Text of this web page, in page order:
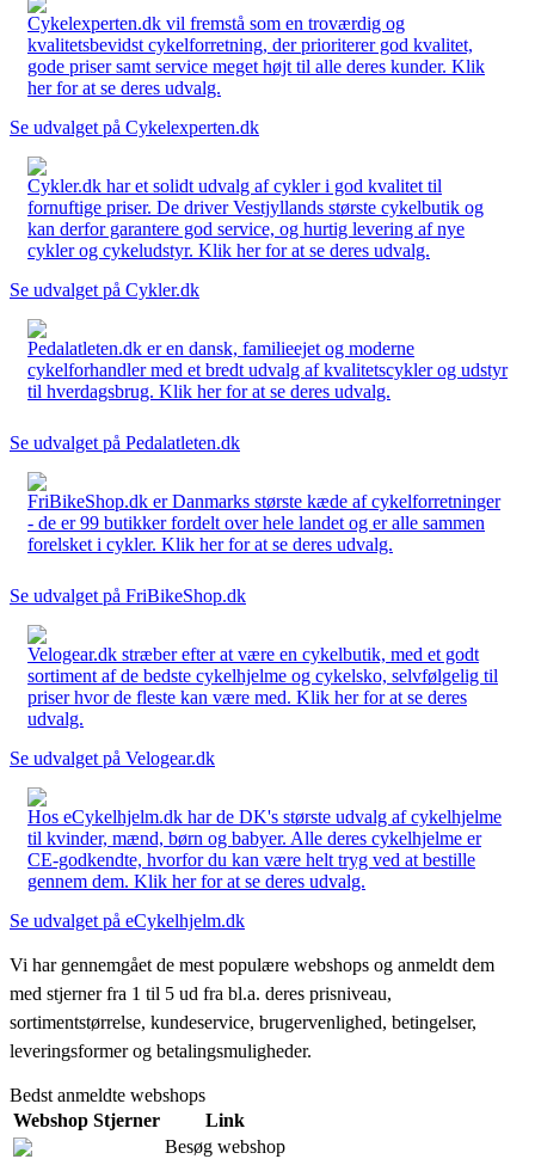
Cykelexperten.dk vil fremstå som en troværdig og
kvalitetsbevidst cykelforretning, der prioriterer god kvalitet,
gode priser samt service meget højt til alle deres kunder. Klik
her for at se deres udvalg.
Se udvalget på Cykelexperten.dk
Cykler.dk har et solidt udvalg af cykler i god kvalitet til
fornuftige priser. De driver Vestjyllands største cykelbutik og
kan derfor garantere god service, og hurtig levering af nye
cykler og cykeludstyr. Klik her for at se deres udvalg.
Se udvalget på Cykler.dk
Pedalatleten.dk er en dansk, familieejet og moderne
cykelforhandler med et bredt udvalg af kvalitetscykler og udstyr
til hverdagsbrug. Klik her for at se deres udvalg.
Se udvalget på Pedalatleten.dk
FriBikeShop.dk er Danmarks største kæde af cykelforretninger
- de er 99 butikker fordelt over hele landet og er alle sammen
forelsket i cykler. Klik her for at se deres udvalg.
Se udvalget på FriBikeShop.dk
Velogear.dk stræber efter at være en cykelbutik, med et godt
sortiment af de bedste cykelhjelme og cykelsko, selvfølgelig til
priser hvor de fleste kan være med. Klik her for at se deres
udvalg.
Se udvalget på Velogear.dk
Hos eCykelhjelm.dk har de DK's største udvalg af cykelhjelme
til kvinder, mænd, børn og babyer. Alle deres cykelhjelme er
CE-godkendte, hvorfor du kan være helt tryg ved at bestille
gennem dem. Klik her for at se deres udvalg.
Se udvalget på eCykelhjelm.dk
Vi har gennemgået de mest populære webshops og anmeldt dem
med stjerner fra 1 til 5 ud fra bl.a. deres prisniveau,
sortimentstørrelse, kundeservice, brugervenlighed, betingelser,
leveringsformer og betalingsmuligheder.
Bedst anmeldte webshops
Webshop Stjerner
Link
Besøg webshop